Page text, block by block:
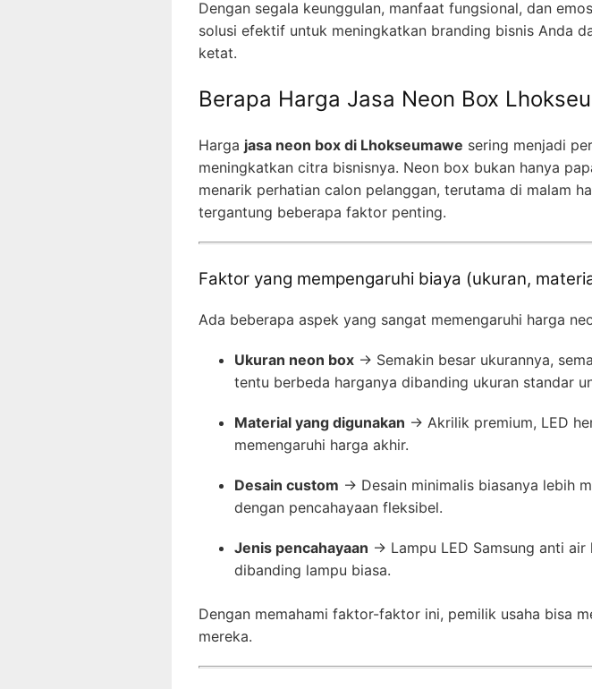
Dengan segala keunggulan, manfaat fungsional, dan
solusi efektif untuk meningkatkan branding bisnis Anda
ketat.
Berapa Harga Jasa Neon Box
Harga jasa neon box di Lhokseumawe sering menjadi
meningkatkan citra bisnisnya. Neon box bukan hanya
menarik perhatian calon pelanggan, terutama di malam
tergantung beberapa faktor penting.
Faktor yang mempengaruhi biaya (ukuran,
Ada beberapa aspek yang sangat memengaruhi harga
Ukuran neon box → Semakin besar ukurannya,
tentu berbeda harganya dibanding ukuran standar
Material yang digunakan → Akrilik premium, LED
memengaruhi harga akhir.
Desain custom → Desain minimalis biasanya lebih
dengan pencahayaan fleksibel.
Jenis pencahayaan → Lampu LED Samsung anti
dibanding lampu biasa.
Dengan memahami faktor-faktor ini, pemilik usaha bisa
mereka.